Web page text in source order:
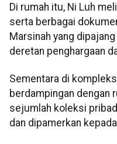
Di rumah itu, Ni Luh
serta berbagai
Marsinah yang
deretan penghargaan
Sementara di
berdampingan dengan
sejumlah koleksi
dan dipamerkan